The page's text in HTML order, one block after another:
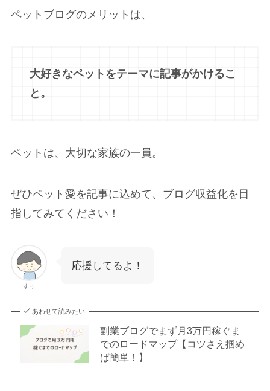
ペットブログのメリットは、
大好きなペットをテーマに記事がかけるこ
と。
ペットは、大切な家族の一員。
ぜひペット愛を記事に込めて、ブログ収益化を目
指してみてください！
すぅ
応援してるよ！
あわせて読みたい
副業ブログでまず月3万円稼ぐま
でのロードマップ【コツさえ掴め
ば簡単！】